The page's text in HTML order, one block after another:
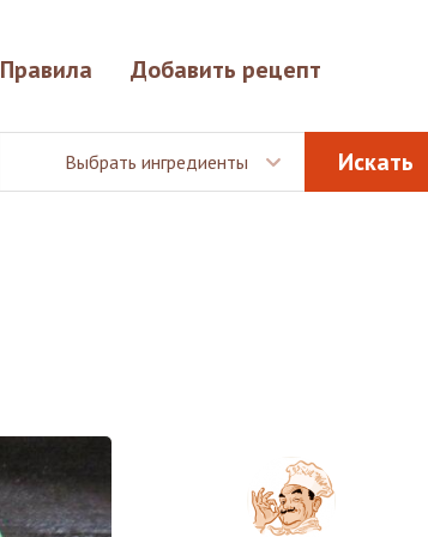
Правила Добавить рецепт
Выбрать ингредиенты